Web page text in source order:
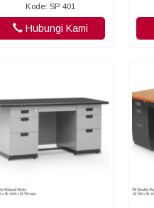
Kode: SP 401
Hubungi Kami